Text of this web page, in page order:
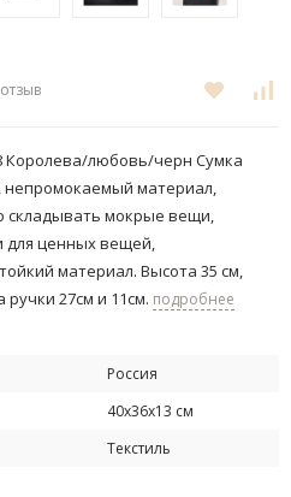
любовь/черн Сумка
материал,
складывать мокрые вещи,
для ценных вещей,
материал. Высота 35 см,
ручки 27см и 11см​. подробнее
Россия
40х36х13 см
Текстиль